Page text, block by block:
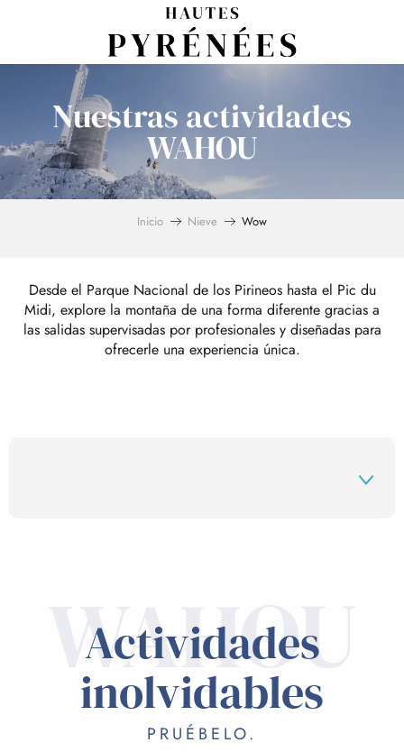
Nuestras actividades
WAHOU
Inicio Nieve Wow
Desde el Parque Nacional de los Pirineos hasta el Pic du
Midi, explore la montaña de una forma diferente gracias a
las salidas supervisadas por profesionales y diseñadas para
ofrecerle una experiencia única.
NO SE LO PIERDA
PERMANECE
WAHOU
Actividades
inolvidables
PRUÉBELO.